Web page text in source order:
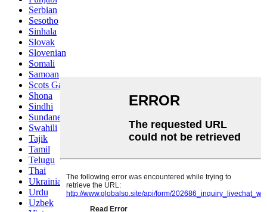
Serbian
Sesotho
Sinhala
Slovak
Slovenian
Somali
Samoan
Scots Gaelic
Shona
Sindhi
Sundanese
Swahili
Tajik
Tamil
Telugu
Thai
Ukrainian
Urdu
Uzbek